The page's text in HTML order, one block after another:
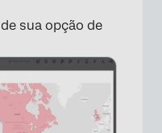
de sua opção de